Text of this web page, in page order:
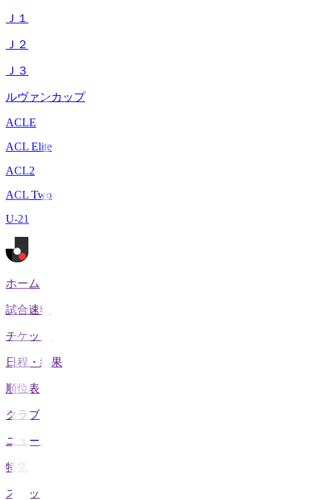
Ｊ１
Ｊ２
Ｊ３
ルヴァンカップ
ACLE
ACL Elite
ACL2
ACL Two
U-21
ホーム
試合速報
チケット
日程・結果
順位表
クラブ
ニュース
特集
スタッツ